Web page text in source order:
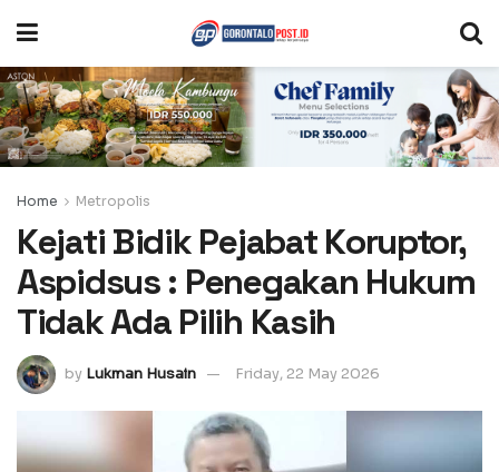
Home Metropolis
Kejati Bidik Pejabat Koruptor,
Aspidsus : Penegakan Hukum
Tidak Ada Pilih Kasih
by Lukman Husain Friday, 22 May 2026